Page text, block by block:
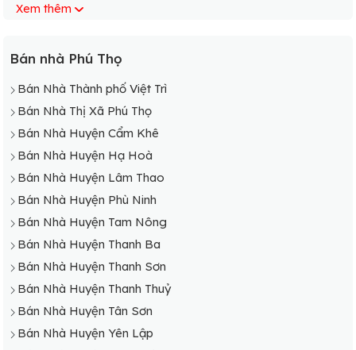
Bán Nhà Xã Tạ Xá
Bán Nhà Xã Chương Xá
Bán Nhà Xã Văn Khúc
Bán Nhà Xã Yên Dưỡng
Bán Nhà Xã Điêu Lương
Bán Nhà Xã Đồng Lương
Xem thêm
Bán nhà Phú Thọ
Bán Nhà Thành phố Việt Trì
Bán Nhà Thị Xã Phú Thọ
Bán Nhà Huyện Cẩm Khê
Bán Nhà Huyện Hạ Hoà
Bán Nhà Huyện Lâm Thao
Bán Nhà Huyện Phù Ninh
Bán Nhà Huyện Tam Nông
Bán Nhà Huyện Thanh Ba
Bán Nhà Huyện Thanh Sơn
Bán Nhà Huyện Thanh Thuỷ
Bán Nhà Huyện Tân Sơn
Bán Nhà Huyện Yên Lập